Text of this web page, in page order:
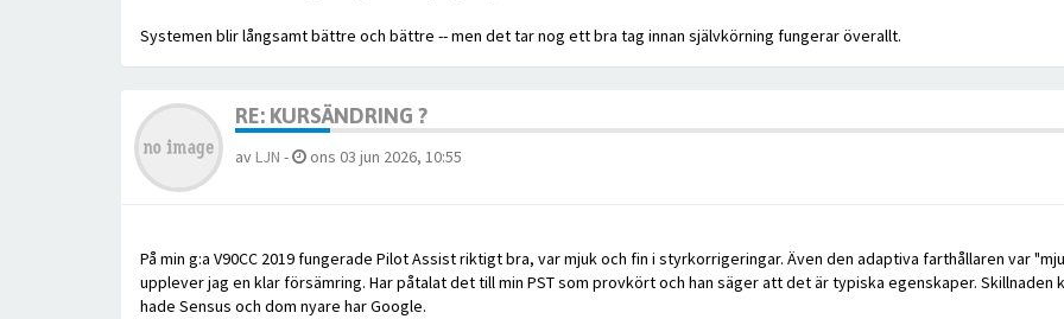
Systemen blir långsamt bättre och bättre -- men det tar nog ett bra tag innan självkörning fungerar överallt.
RE: KURSÄNDRING ?
av LJN - ons 03 jun 2026, 10:55
På min g:a V90CC 2019 fungerade Pilot Assist riktigt bra, var mjuk och fin i styrkorrigeringar. Även den adaptiva farthållaren var
upplever jag en klar försämring. Har påtalat det till min PST som provkört och han säger att det är typiska egenskaper. Skillnaden
hade Sensus och dom nyare har Google.